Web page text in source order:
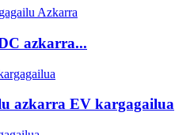
azkarra...
azkarra EV kargagailua